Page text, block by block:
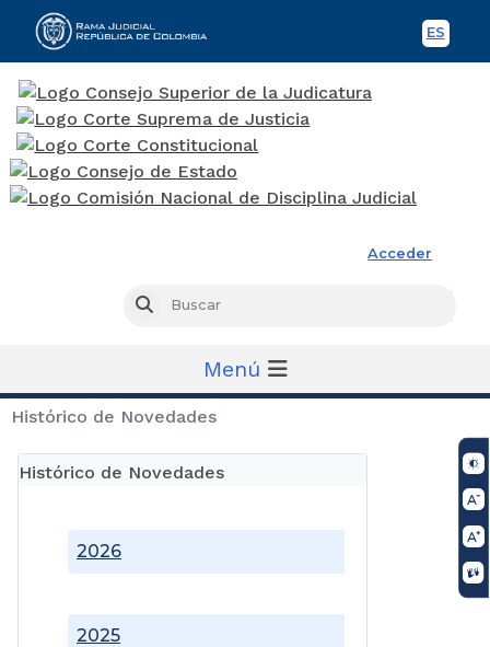
ES
Acceder
Buscar
Menú
Histórico de Novedades
Histórico de Novedades
2025
2026